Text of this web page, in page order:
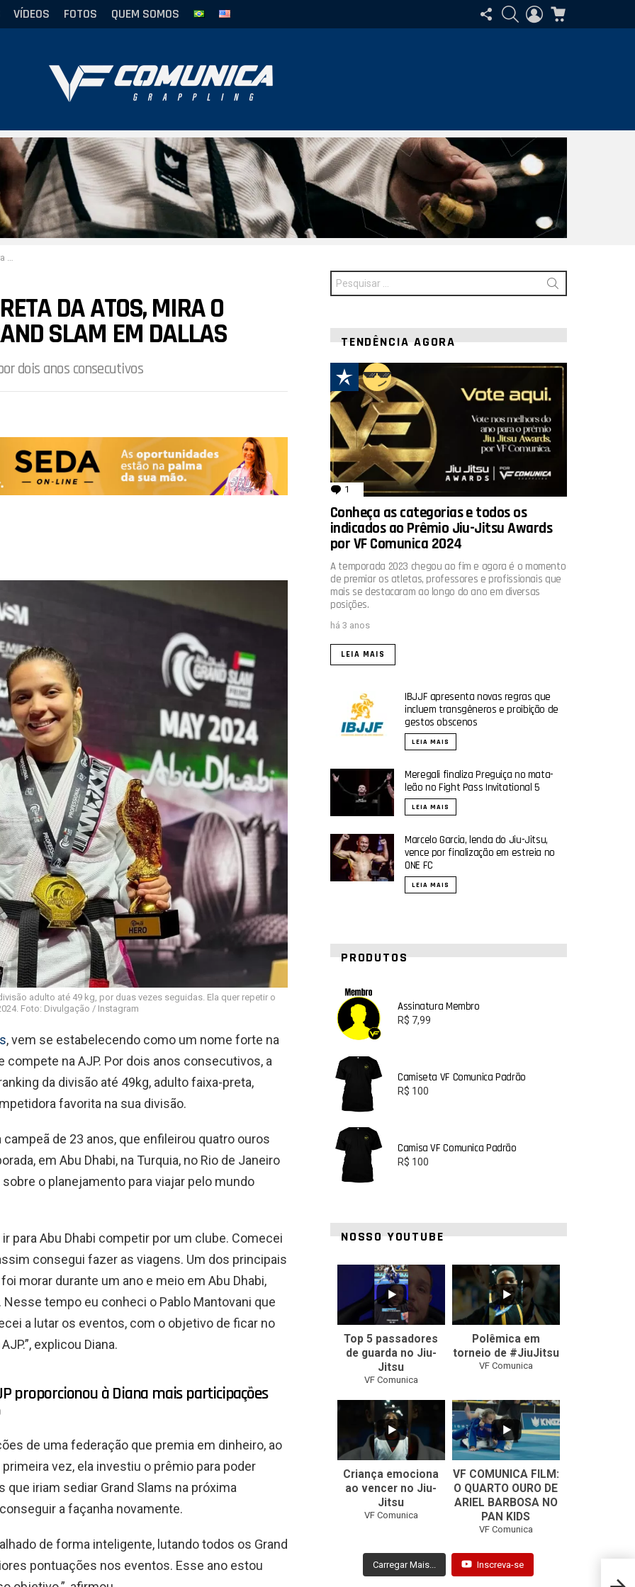
VÍDEOS FOTOS QUEM SOMOS
SIGA-
NOS
PESQUISAR
ENTRAR
DA ATOS, MIRA O
SLAM EM DALLAS
dois anos consecutivos
adulto até 49 kg, por duas vezes seguidas. Ela quer repetir o
Foto: Divulgação / Instagram
, vem se estabelecendo como um nome forte na
na AJP. Por dois anos consecutivos, a
da divisão até 49kg, adulto faixa-preta,
favorita na sua divisão.
campeã de 23 anos, que enfileirou quatro ouros
em Abu Dhabi, na Turquia, no Rio de Janeiro
o planejamento para viajar pelo mundo
para Abu Dhabi competir por um clube. Comecei
consegui fazer as viagens. Um dos principais
morar durante um ano e meio em Abu Dhabi,
Nesse tempo eu conheci o Pablo Mantovani que
a lutar os eventos, com o objetivo de ficar no
explicou Diana.
proporcionou à Diana mais participações
de uma federação que premia em dinheiro, ao
vez, ela investiu o prêmio para poder
que iriam sediar Grand Slams na próxima
a façanha novamente.
de forma inteligente, lutando todos os Grand
pontuações nos eventos. Esse ano estou
Procurar
por:
TENDÊNCIA AGORA
1 comentário
Conheça as categorias e todos os
indicados ao Prêmio Jiu-Jitsu Awards
por VF Comunica 2024
A temporada 2023 chegou ao fim e agora é o momento
de premiar os atletas, professores e profissionais que
mais se destacaram ao longo do ano em diversas
posições.
há 3 anos
LEIA MAIS
IBJJF apresenta novas regras que
incluem transgêneros e proibição de
gestos obscenos
LEIA MAIS
Meregali finaliza Preguiça no mata-
leão no Fight Pass Invitational 5
LEIA MAIS
Marcelo Garcia, lenda do Jiu-Jitsu,
vence por finalização em estreia no
ONE FC
LEIA MAIS
PRODUTOS
Assinatura Membro
R$ 7,99
Camiseta VF Comunica Padrão
R$ 100
Camisa VF Comunica Padrão
R$ 100
NOSSO YOUTUBE
0
Top 5 passadores
de guarda no Jiu-
Jitsu
VF Comunica
46 1
Polêmica em
torneio de #JiuJitsu
VF Comunica
0
Criança emociona
ao vencer no Jiu-
Jitsu
VF Comunica
...
0
VF COMUNICA FILM:
O QUARTO OURO DE
ARIEL BARBOSA NO
PAN KIDS
VF Comunica
Carregar Mais... Inscreva-se